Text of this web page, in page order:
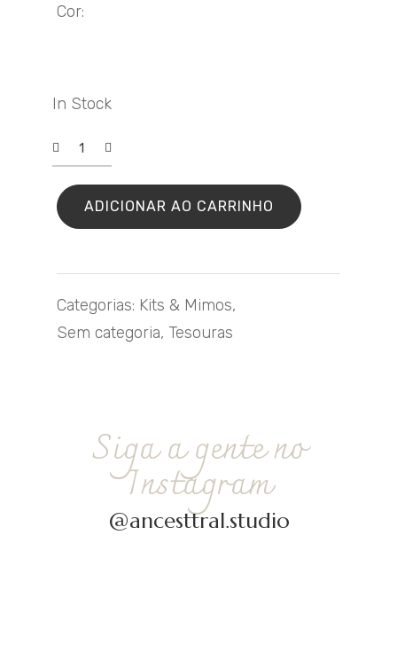
Cor:
In Stock
Tesoura
de
quantidade
ADICIONAR AO CARRINHO
Categorias: Kits & Mimos,
Sem categoria, Tesouras
Siga a gente no
Instagram
@ancesttral.studio